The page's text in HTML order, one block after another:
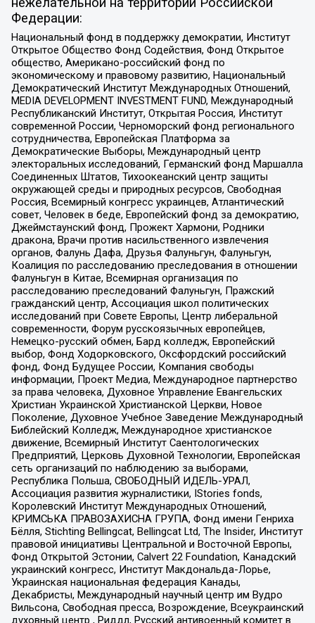
Федерации:
Национальный фонд в поддержку демократии, Институт
Открытое Общество Фонд Содействия, Фонд Открытое
общество, Американо-российский фонд по
экономическому и правовому развитию, Национальный
Демократический Институт Международных Отношений,
MEDIA DEVELOPMENT INVESTMENT FUND, Международный
Республиканский Институт, Открытая Россия, Институт
современной России, Черноморский фонд регионального
сотрудничества, Европейская Платформа за
Демократические Выборы, Международный центр
электоральных исследований, Германский фонд Маршалла
Соединенных Штатов, Тихоокеанский центр защиты
окружающей среды и природных ресурсов, Свободная
Россия, Всемирный конгресс украинцев, Атлантический
совет, Человек в беде, Европейский фонд за демократию,
Джеймстаунский фонд, Прожект Хармони, Родники
дракона, Врачи против насильственного извлечения
органов, Фалунь Дафа, Друзья Фалуньгун, Фалуньгун,
Коалиция по расследованию преследования в отношении
Фалуньгун в Китае, Всемирная организация по
расследованию преследований Фалуньгун, Пражский
гражданский центр, Ассоциация школ политических
исследований при Совете Европы, Центр либеральной
современности, Форум русскоязычных европейцев,
Немецко-русский обмен, Бард колледж, Европейский
выбор, Фонд Ходорковского, Оксфордский российский
фонд, Фонд Будущее России, Компания свободы
информации, Проект Медиа, Международное партнерство
за права человека, Духовное Управление Евангельских
Христиан Украинской Христианской Церкви, Новое
Поколение, Духовное Учебное Заведение Международный
Библейский Колледж, Международное христианское
движение, Всемирный Институт Саентологических
Предприятий, Церковь Духовной Технологии, Европейская
сеть организаций по наблюдению за выборами,
Республика Польша, СВОБОДНЫЙ ИДЕЛЬ-УРАЛ,
Ассоциация развития журналистики, IStories fonds,
Королевский Институт Международных Отношений,
КРИМСЬКА ПРАВОЗАХИСНА ГРУПА, Фонд имени Генриха
Бёлля, Stichting Bellingcat, Bellingcat Ltd, The Insider, Институт
правовой инициативы Центральной и Восточной Европы,
Фонд Открытой Эстонии, Calvert 22 Foundation, Канадский
украинский конгресс, Институт Макдональда-Лорье,
Украинская национальная федерация Канады,
Декабристы, Международный научный центр им Вудро
Вильсона, Свободная пресса, Возрождение, Всеукраинский
духовный центр , Риддл, Русский антивоенный комитет в